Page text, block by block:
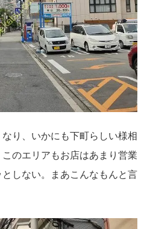
り、いかにも下町らしい様相
のエリアもお店はあまり営業
しない。まあこんなもんと言